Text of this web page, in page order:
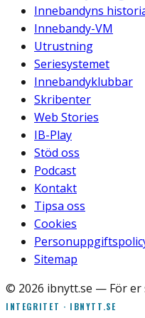
Innebandyns
Innebandy-VM
Utrustning
Seriesystemet
Innebandyklubbar
Skribenter
Web Stories
IB-Play
Stöd oss
Podcast
Kontakt
Tipsa oss
Cookies
Sitemap
© 2026 ibnytt.se — För er
INTEGRITET · IBNYTT.SE